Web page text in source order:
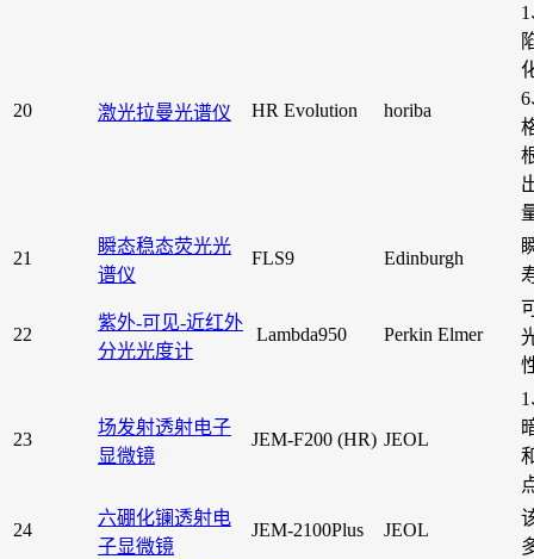
20 激光拉曼光谱仪 HR Evolution horiba
21
瞬态稳态荧光光
谱仪
FLS9 Edinburgh
22
紫外-可见-近红外
分光光度计
Lambda950 Perkin Elmer
23
场发射透射电子
显微镜
JEM-F200 (HR) JEOL
24
六硼化镧透射电
子显微镜
JEM-2100Plus JEOL